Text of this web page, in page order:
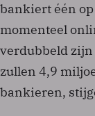
bankiert één
momenteel
verdubbeld
zullen 4,9
bankieren,